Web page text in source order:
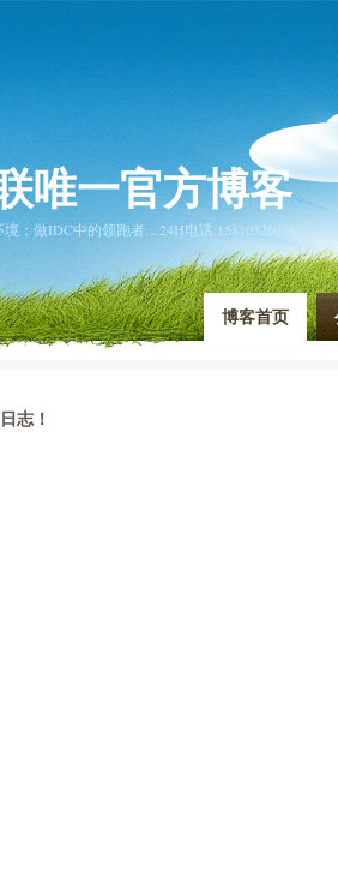
唯一官方博客
；做IDC中的领跑者... 24H电话:15810326078
博客首页
志！